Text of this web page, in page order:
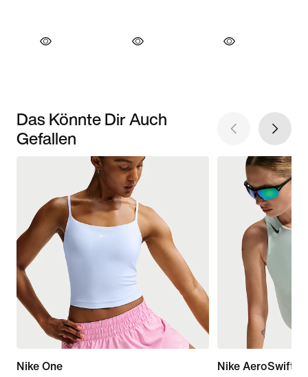
Das Könnte Dir Auch
Gefallen
Nike One
Nike AeroSwift